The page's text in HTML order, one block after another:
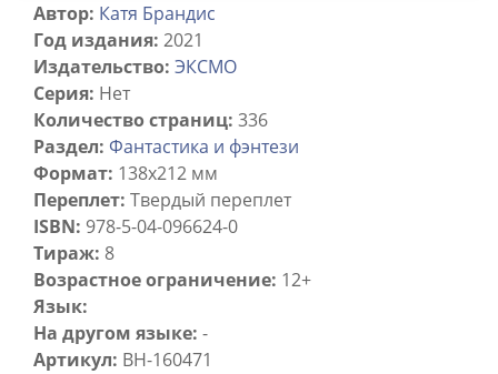
Автор: Катя Брандис
Год издания: 2021
Издательство: ЭКСМО
Серия: Нет
Количество страниц: 336
Раздел: Фантастика и фэнтези
Формат: 138x212 мм
Переплет: Твердый переплет
ISBN: 978-5-04-096624-0
Тираж: 8
Возрастное ограничение: 12+
Язык:
На другом языке: -
Артикул: BH-160471